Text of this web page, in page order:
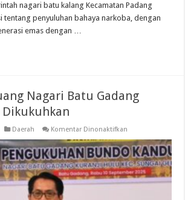
nagari batu kalang Kecamatan Padang
tentang penyuluhan bahaya narkoba, dengan
emas dengan …
Nagari Batu Gadang
Daerah Komentar Dinonaktifkan
Kanduang
Nagari
Batu
Gadang
Kuranji
Hulu